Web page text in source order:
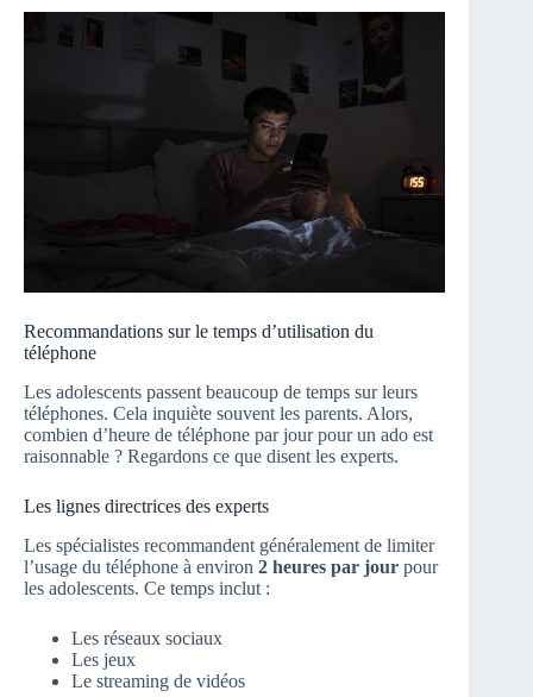
Recommandations sur le temps d’utilisation du
téléphone
Les adolescents passent beaucoup de temps sur leurs
téléphones. Cela inquiète souvent les parents. Alors,
combien d’heure de téléphone par jour pour un ado est
raisonnable ? Regardons ce que disent les experts.
Les lignes directrices des experts
Les spécialistes recommandent généralement de limiter
l’usage du téléphone à environ 2 heures par jour pour
les adolescents. Ce temps inclut :
Les réseaux sociaux
Les jeux
Le streaming de vidéos